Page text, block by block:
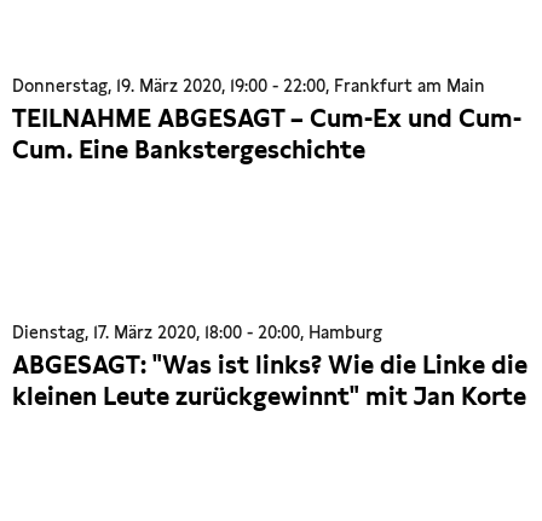
Donnerstag, 19. März 2020, 19:00 - 22:00, Frankfurt am Main
TEILNAHME ABGESAGT – Cum-Ex und Cum-
Cum. Eine Bankstergeschichte
Dienstag, 17. März 2020, 18:00 - 20:00, Hamburg
ABGESAGT: "Was ist links? Wie die Linke die
kleinen Leute zurückgewinnt" mit Jan Korte